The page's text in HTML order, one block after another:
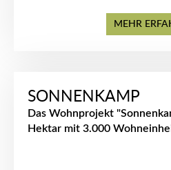
MEHR
SONNENKAMP
Das Wohnprojekt
Hektar mit 3.000